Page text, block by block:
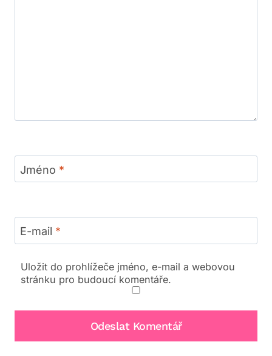
Jméno *
E-mail *
Uložit do prohlížeče jméno, e-mail a webovou
stránku pro budoucí komentáře.